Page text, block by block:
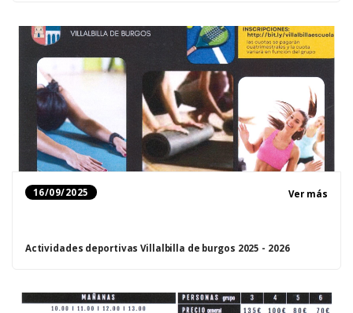
16/09/2025 Ver más
Actividades deportivas Villalbilla de burgos 2025 - 2026